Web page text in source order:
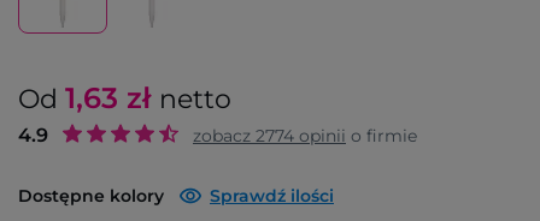
Od 1,63 zł netto
4.9 zobacz 2774 opinii o firmie
Dostępne kolory Sprawdź ilości